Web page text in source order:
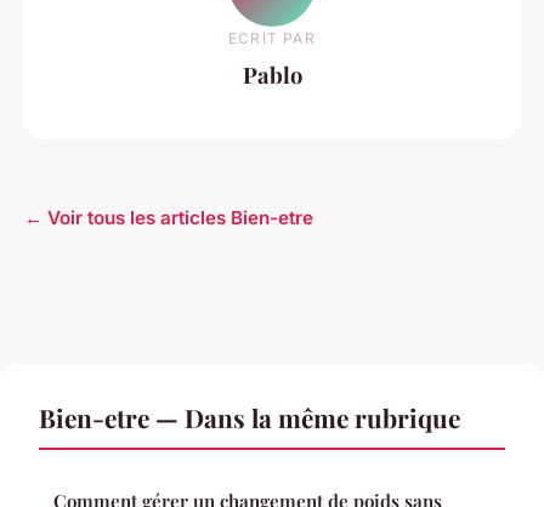
ECRIT PAR
Pablo
← Voir tous les articles Bien-etre
Bien-etre — Dans la même rubrique
Comment gérer un changement de poids sans